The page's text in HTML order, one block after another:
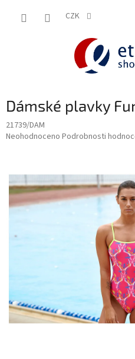
CZK
Dámské plavky
21739/DAM
Průměrné
0,0
z
5
Neohodnoceno Podrobnosti
shop.etriatlon.cz - Chat